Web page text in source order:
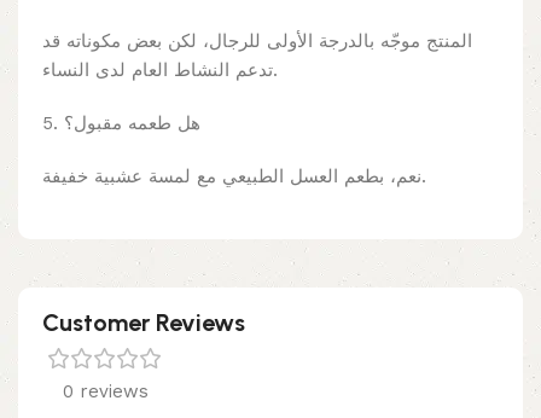
المنتج موجّه بالدرجة الأولى للرجال، لكن بعض مكوناته قد
تدعم النشاط العام لدى النساء.
5. هل طعمه مقبول؟
نعم، بطعم العسل الطبيعي مع لمسة عشبية خفيفة.
Customer Reviews
0 reviews